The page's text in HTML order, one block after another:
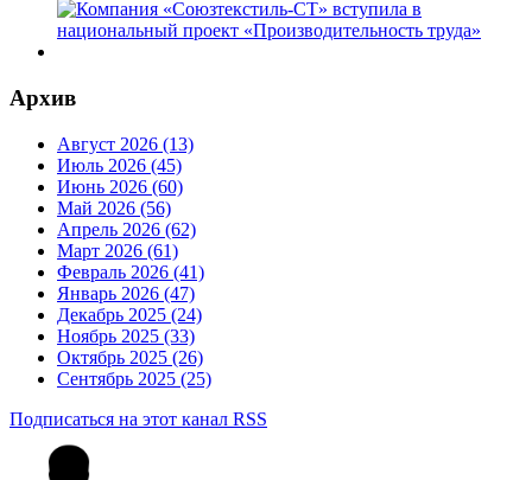
Архив
Август 2026 (13)
Июль 2026 (45)
Июнь 2026 (60)
Май 2026 (56)
Апрель 2026 (62)
Март 2026 (61)
Февраль 2026 (41)
Январь 2026 (47)
Декабрь 2025 (24)
Ноябрь 2025 (33)
Октябрь 2025 (26)
Сентябрь 2025 (25)
Подписаться на этот канал RSS